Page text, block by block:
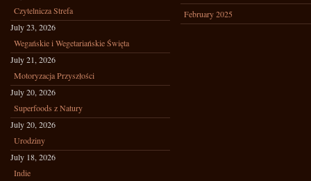
Czytelnicza Strefa
July 23, 2026
Wegańskie i Wegetariańskie Święta
July 21, 2026
Motoryzacja Przyszłości
July 20, 2026
Superfoods z Natury
July 20, 2026
Urodziny
July 18, 2026
Indie
February 2025